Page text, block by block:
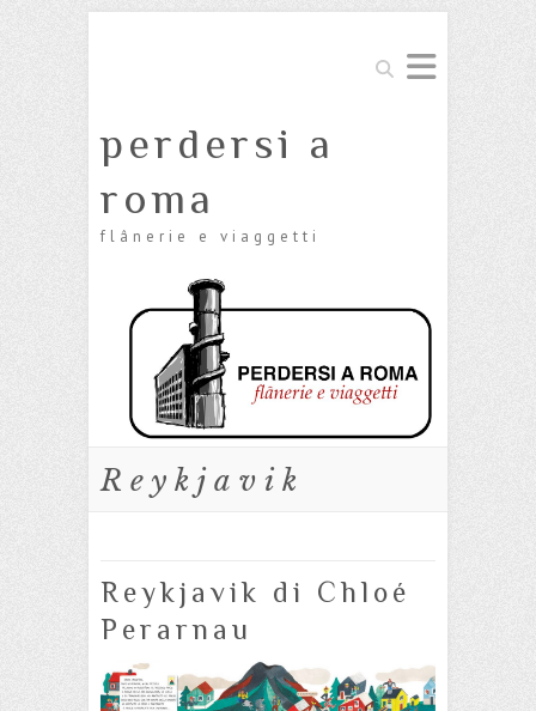
Cerca
perdersi a
roma
flânerie e viaggetti
Reykjavik
Reykjavik di Chloé
Perarnau